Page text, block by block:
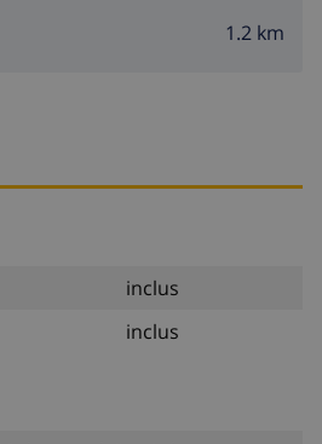
1.2 km
inclus
inclus